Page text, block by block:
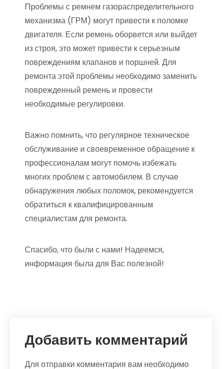
Проблемы с ремнем газораспределительного
механизма (ГРМ) могут привести к поломке
двигателя. Если ремень оборвется или выйдет
из строя, это может привести к серьезным
повреждениям клапанов и поршней. Для
ремонта этой проблемы необходимо заменить
поврежденный ремень и провести
необходимые регулировки.
Важно помнить, что регулярное техническое
обслуживание и своевременное обращение к
профессионалам могут помочь избежать
многих проблем с автомобилем. В случае
обнаружения любых поломок, рекомендуется
обратиться к квалифицированным
специалистам для ремонта.
Спасибо, что были с нами! Надеемся,
информация была для Вас полезной!
Добавить комментарий
Для отправки комментария вам необходимо